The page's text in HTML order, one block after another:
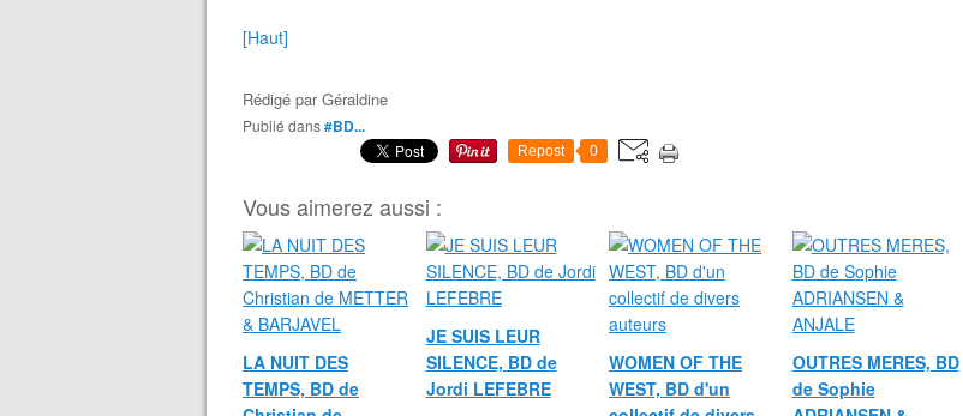
[Haut]
Rédigé parGéraldine
Publié dans#BD...
Repost 0
Vous aimerez aussi :
LA NUIT DES
TEMPS, BD de
JE SUIS LEUR
SILENCE, BD de
Jordi LEFEBRE
WOMEN OF THE
WEST, BD d'un
OUTRES MERES, BD
de Sophie